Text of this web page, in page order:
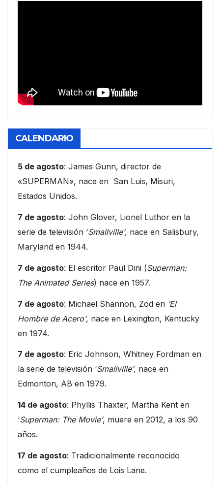
CALENDARIO
5 de agosto: James Gunn, director de
«SUPERMAN», nace en San Luis, Misuri,
Estados Unidos.
7 de agosto: John Glover, Lionel Luthor en la
serie de televisión ‘Smallville’, nace en Salisbury,
Maryland en 1944.
7 de agosto: El escritor Paul Dini (Superman:
The Animated Series) nace en 1957.
7 de agosto: Michael Shannon, Zod en ‘El
Hombre de Acero’, nace en Lexington, Kentucky
en 1974.
7 de agosto: Eric Johnson, Whitney Fordman en
la serie de televisión ‘Smallville’, nace en
Edmonton, AB en 1979.
14 de agosto: Phyllis Thaxter, Martha Kent en
‘Superman: The Movie’, muere en 2012, a los 90
años.
17 de agosto: Tradicionalmente reconocido
como el cumpleaños de Lois Lane.